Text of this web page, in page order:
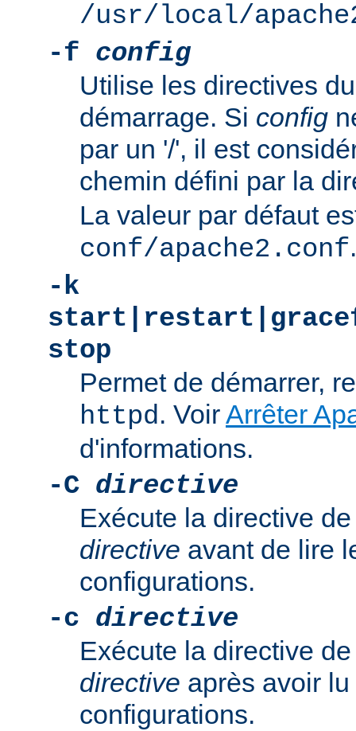
/usr/local/
-f config
Utilise les directives
démarrage. Si config
par un '/', il est
chemin défini par la
La valeur par défaut
conf/apache2.conf.
-k
stop
Permet de démarrer,
httpd. VoirArrêter
d'informations.
-C directive
Exécute la directive
directive avant de lire
configurations.
-c directive
Exécute la directive
directive après avoir
configurations.